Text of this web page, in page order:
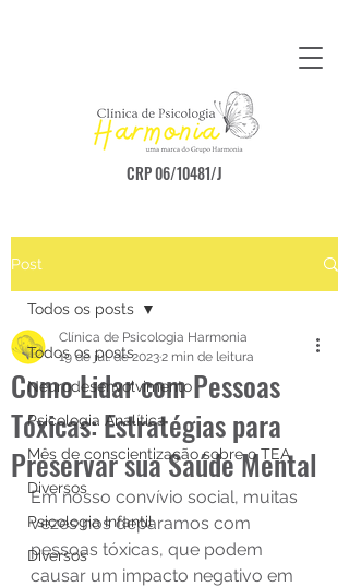
CRP 06/10481/J
Post
Todos os posts
Neurodesenvolvimento
Psicologia Analítica
Mês de conscientização sobre o TEA
Diversos
Psicologia Infantil
Diversos
Todos os posts
Como Lidar com Pessoas
Tóxicas: Estratégias para
Preservar sua Saúde Mental
Clínica de Psicologia Harmonia
19 de jul. de 20232 min de leitura
Em nosso convívio social, muitas
vezes nos deparamos com
pessoas tóxicas, que podem
causar um impacto negativo em